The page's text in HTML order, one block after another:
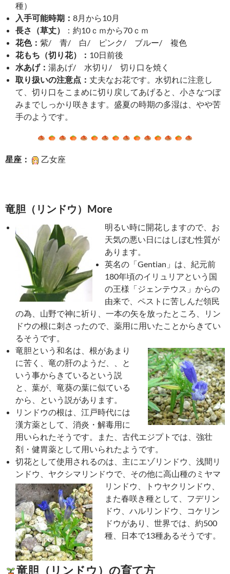
種）
入手可能時期： 8月から10月
長さ（草丈）
：約10ｃｍから70ｃｍ
花色： 紫/ 青/ 白/ ピンク/ ブルー/ 複色
花もち（切り花）： 10日前後
水あげ： 湯あげ/ 水切り/ 切り口を焼く
取り扱いの注意点： 丈夫なお花です。水切れに注意し
て、切り口をこまめに切り戻してあげると、小さなつぼ
みまでしっかり咲きます。盛夏の時期の多湿は、やや苦
手のようです。
星座： 乙女座
竜胆（リンドウ）More
明るい時に開花しますので、お
天気の悪い日にはしぼむ性質が
あります。
英名の「Gentian」は、紀元前
180年頃のイリュリアという国
の王様「ジェンテウス」からの
由来で、ペストに苦しんだ領民
の為、山野で神に祈り、一本の矢を放ったところ、リン
ドウの根に刺さったので、薬用に用いたことからきてい
るそうです。
竜胆という和名は、根があまり
に苦く、竜の肝のようだ、、と
いう事からきているという説
と、葉が、竜葵の葉に似ている
から、という説があります。
リンドウの根は、江戸時代には
漢方薬として、消炎・解毒用に
用いられたそうです。また、古代エジプトでは、強壮
剤・健胃薬として用いられたようです。
切花として使用されるのは、主にエゾリンドウ、浅間リ
ンドウ、ヤクシマリンドウで、その他に高山種のミヤマ
リンドウ、トウヤクリンドウ、
また春咲き種として、フデリン
ドウ、ハルリンドウ、コケリン
ドウがあり、世界では、約500
種、日本で13種あるそうです。
竜胆（リンドウ）の育て方